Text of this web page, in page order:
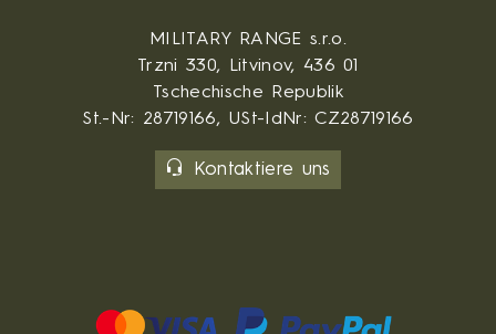
MILITARY RANGE s.r.o.
Trzni 330, Litvinov, 436 01
Tschechische Republik
St.-Nr: 28719166, USt-IdNr: CZ28719166
Kontaktiere uns